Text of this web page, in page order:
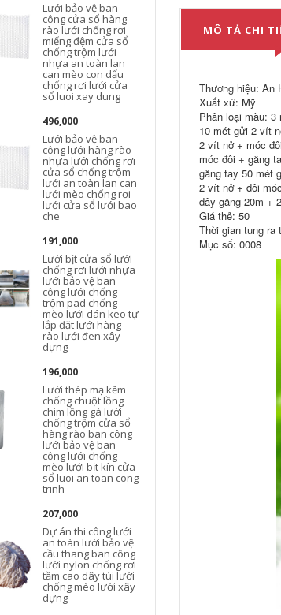
Lưới bảo vệ ban
công cửa sổ hàng
rào lưới chống rơi
miếng đệm cửa sổ
chống trộm lưới
nhựa an toàn lan
can mèo con dấu
chống rơi lưới cửa
sổ luoi xay dung
496,000
Lưới bảo vệ ban
công lưới hàng rào
nhựa lưới chống rơi
cửa sổ chống trộm
lưới an toàn lan can
lưới mèo chống rơi
lưới cửa sổ lưới bao
che
191,000
Lưới bịt cửa sổ lưới
chống rơi lưới nhựa
lưới bảo vệ ban
công lưới chống
trộm pad chống
mèo lưới dán keo tự
lắp đặt lưới hàng
rào lưới đen xây
dựng
196,000
Lưới thép mạ kẽm
chống chuột lồng
chim lồng gà lưới
chống trộm cửa sổ
hàng rào ban công
lưới bảo vệ ban
công lưới chống
mèo lưới bịt kín cửa
sổ luoi an toan cong
trinh
207,000
Dự án thi công lưới
an toàn lưới bảo vệ
cầu thang ban công
lưới nylon chống rơi
tầm cao dây túi lưới
chống mèo lưới xây
dựng
Lưới chống
sổ cao cấp
nhựa phẳng
vịt đệm chân
hàng rào kích
lưới sàng cát
dựng
195,000
Khối lưới an
tòa nhà
đen dày lưới
đặc xây
nylon che lan
lưới tốt chăn
lưới đen xây
trí tòa nhà
chống rơi
Khung bên
tùy chỉnh lưới
nhà xây
trường xây
loại hình chữ
tầng lưới an
Lưới an toàn
trình công
MÔ TẢ CHI
Thương hiệu: An
Xuất xứ: Mỹ
Phân loại màu:
10 mét gửi 2 vít
2 vít nở + móc
móc đôi + găng
găng tay 50 mét
2 vít nở + đôi
dây găng 20m +
Giá thẻ: 50
Thời gian tung ra
Mục số: 0008